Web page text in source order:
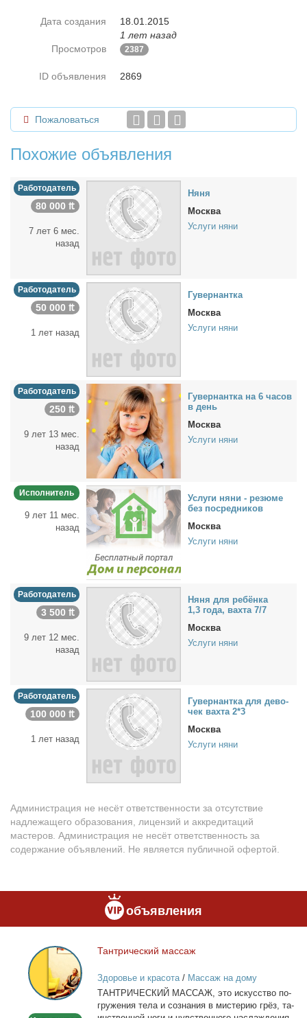
Дата создания
18.01.2015
1 лет назад
Просмотров
2387
ID объявления 2869
Пожаловаться
Похожие объявления
Работодатель
80 000 ₶
7 лет 6 мес.
назад
Ня­ня
Москва
Услуги няни
Работодатель
50 000 ₶
1 лет назад
Гу­вер­нант­ка
Москва
Услуги няни
Работодатель
250 ₶
9 лет 13 мес.
назад
Гу­вер­нант­ка на 6 ча­сов
в день
Москва
Услуги няни
Исполнитель
9 лет 11 мес.
назад
Услу­ги ня­ни - ре­зю­ме
без по­сред­ни­ков
Москва
Услуги няни
Работодатель
3 500 ₶
9 лет 12 мес.
назад
Ня­ня для ре­бён­ка
1,3 го­да, вах­та 7/7
Москва
Услуги няни
Работодатель
100 000 ₶
1 лет назад
Гу­вер­нант­ка для де­во­
чек вах­та 2*3
Москва
Услуги няни
Администрация не несёт ответственности за отсутствие
надлежащего образования, лицензий и аккредитаций
мастеров. Администрация не несёт ответственность за
содержание объявлений. Не является публичной офертой.
объявления
Тантрический
массаж
Тан­три­че­ский мас­саж
Здоровье и красота/ Массаж на дому
ТАНТРИЧЕСКИЙ МАССАЖ, это ис­кус­ство по­
гру­же­ния те­ла и со­зна­ния в ми­сте­рию грёз, та­